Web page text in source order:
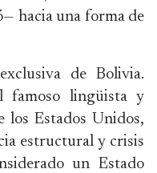
hacia una forma de
de Bolivia.
famoso lingüista y
los Estados Unidos,
estructural y crisis
un Estado